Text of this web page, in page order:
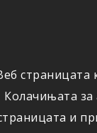
страницата
Колачињата
и